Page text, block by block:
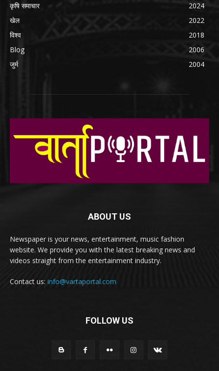
कृषि समाचार
2024
खेल
2022
विश्व
2018
Blog
2006
जुर्म
2004
ABOUT US
Newspaper is your news, entertainment, music fashion
website. We provide you with the latest breaking news and
videos straight from the entertainment industry.
Contact us: info@vartaportal.com
FOLLOW US